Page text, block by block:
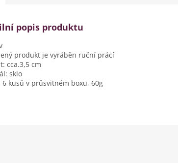
popis produktu
produkt je vyráběn ruční prácí
cca.3,5 cm
sklo
6 kusů v průsvitném boxu, 60g